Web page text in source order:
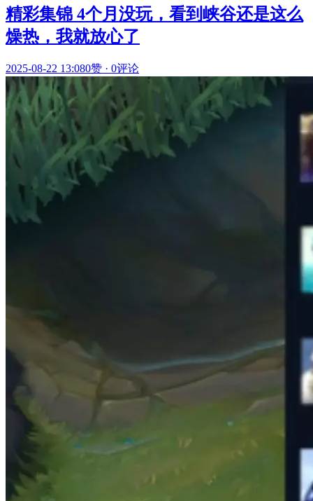
精彩集锦 4个月没玩，看到峡谷还是这么
燥热，我就放心了
2025-08-22 13:080赞 · 0评论